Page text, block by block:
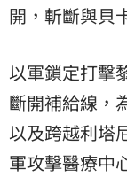
開，斬斷與貝
以軍鎖定打擊
斷開補給線，
以及跨越利塔
軍攻擊醫療中